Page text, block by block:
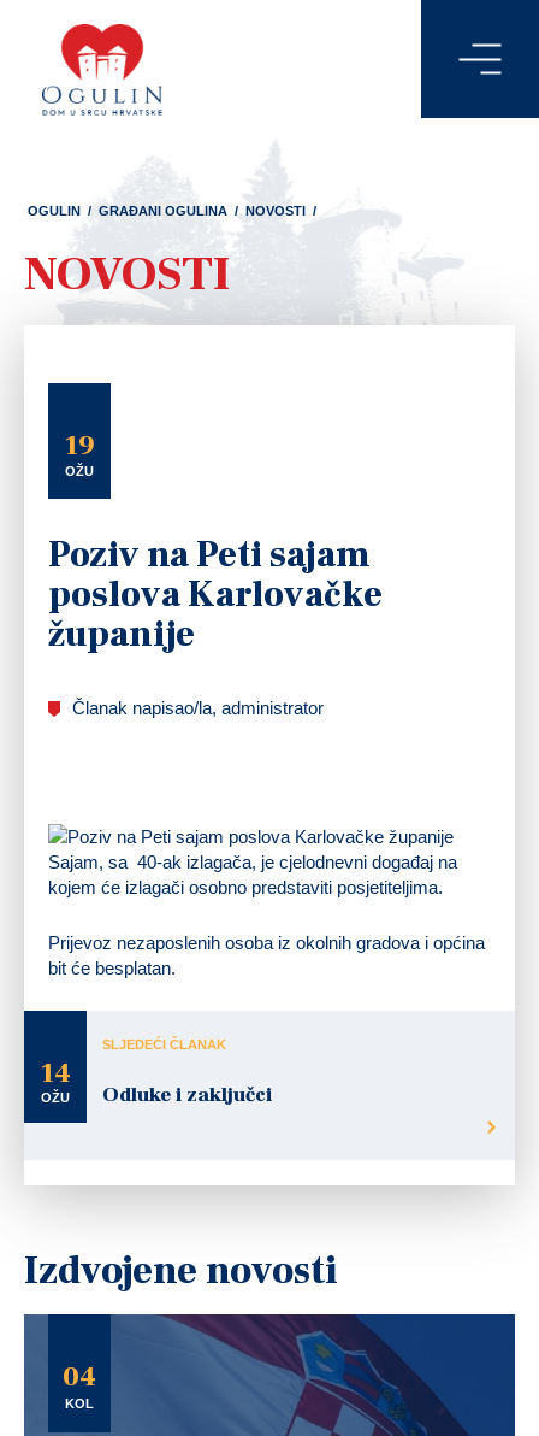
OGULIN / GRAĐANI OGULINA / NOVOSTI /
NOVOSTI
19
OŽU
Poziv na Peti sajam
poslova Karlovačke
županije
Članak napisao/la, administrator
Sajam, sa 40-ak izlagača, je cjelodnevni događaj na
kojem će izlagači osobno predstaviti posjetiteljima.
Prijevoz nezaposlenih osoba iz okolnih gradova i općina
bit će besplatan.
14
OŽU
SLJEDEĆI ČLANAK
Odluke i zaključci
Izdvojene novosti
04
KOL